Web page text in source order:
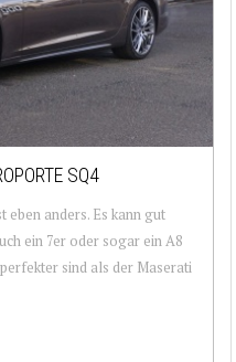
SQ4
eben anders. Es kann gut
ein 7er oder sogar ein A8
sind als der Maserati